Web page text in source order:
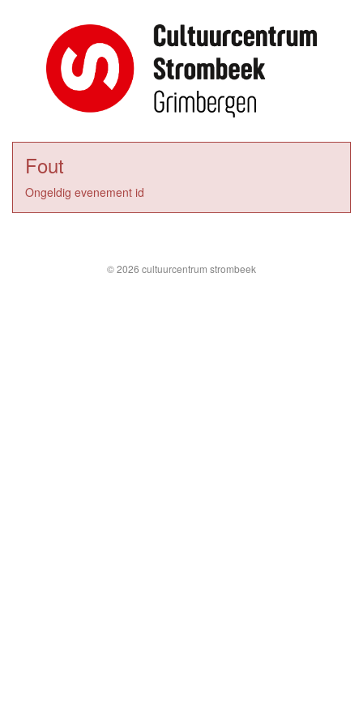
Fout
Ongeldig evenement id
© 2026 cultuurcentrum strombeek